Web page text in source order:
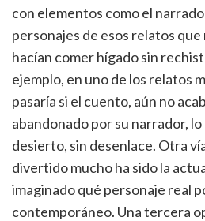
con elementos como el
personajes de esos relatos
hacían comer hígado sin
ejemplo, en uno de los relatos
pasaría si el cuento, aún no
abandonado por su narrador,
desierto, sin desenlace. Otra
divertido mucho ha sido la
imaginado qué personaje real
contemporáneo. Una tercera